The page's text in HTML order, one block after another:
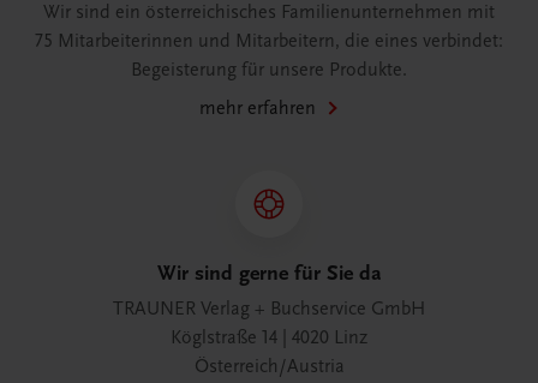
Wir sind ein österreichisches Familienunternehmen mit
75 Mitarbeiterinnen und Mitarbeitern, die eines verbindet:
Begeisterung für unsere Produkte.
mehr erfahren
Wir sind gerne für Sie da
TRAUNER Verlag + Buchservice GmbH
Köglstraße 14 | 4020 Linz
Österreich/Austria